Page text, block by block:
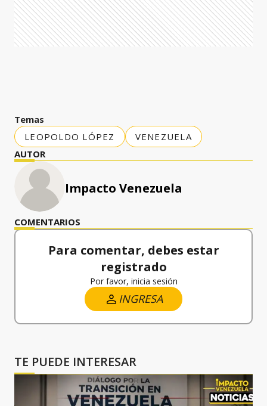
Temas
LEOPOLDO LÓPEZ
VENEZUELA
AUTOR
Impacto Venezuela
COMENTARIOS
Para comentar, debes estar
registrado
Por favor, inicia sesión
INGRESA
TE PUEDE INTERESAR